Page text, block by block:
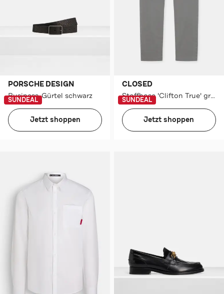
PORSCHE DESIGN
Business-Gürtel schwarz
SUNDEAL
Jetzt shoppen
CLOSED
Stoffhose 'Clifton True' grau
SUNDEAL
Jetzt shoppen